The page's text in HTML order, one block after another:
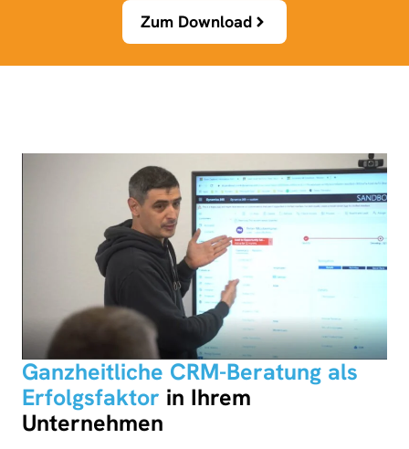
Zum Download
Ganzheitliche CRM-Beratung als
Erfolgsfaktor in Ihrem
Unternehmen